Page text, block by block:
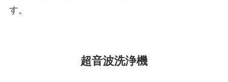
す。
超音波洗浄機